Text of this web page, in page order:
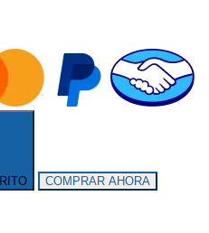
COMPRAR AHORA